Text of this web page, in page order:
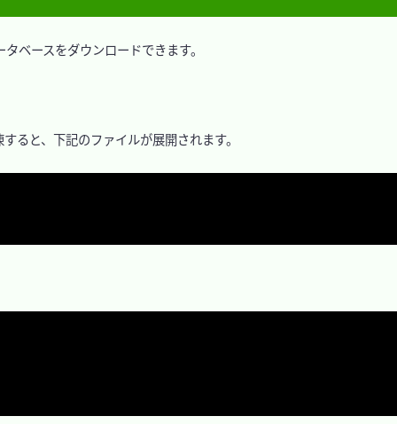
ベースをダウンロードできます。
と、下記のファイルが展開されます。